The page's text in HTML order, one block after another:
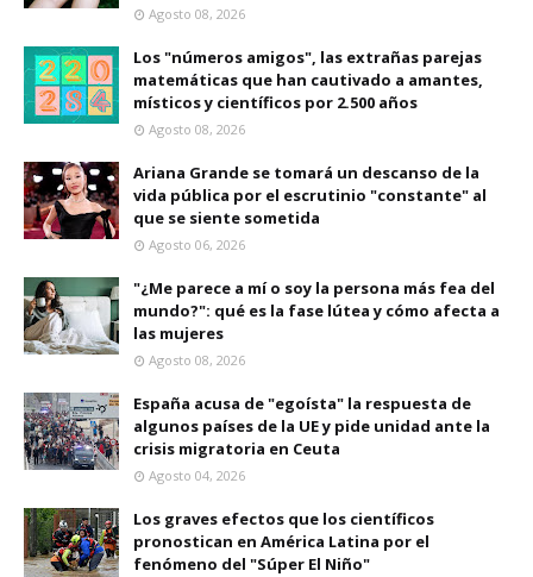
Agosto 08, 2026
Los "números amigos", las extrañas parejas
matemáticas que han cautivado a amantes,
místicos y científicos por 2.500 años
Agosto 08, 2026
Ariana Grande se tomará un descanso de la
vida pública por el escrutinio "constante" al
que se siente sometida
Agosto 06, 2026
"¿Me parece a mí o soy la persona más fea del
mundo?": qué es la fase lútea y cómo afecta a
las mujeres
Agosto 08, 2026
España acusa de "egoísta" la respuesta de
algunos países de la UE y pide unidad ante la
crisis migratoria en Ceuta
Agosto 04, 2026
Los graves efectos que los científicos
pronostican en América Latina por el
fenómeno del "Súper El Niño"